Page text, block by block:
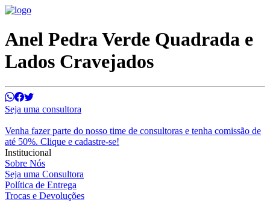
Anel Pedra Verde Quadrada e
Lados Cravejados
Seja uma consultora
Venha fazer parte do nosso time de consultoras e tenha comissão de
até 50%. Clique e cadastre-se!
Institucional
Sobre Nós
Seja uma Consultora
Política de Entrega
Trocas e Devoluções